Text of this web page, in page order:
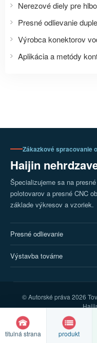
Zákazkové spracovanie
Haijin
Špecializujeme sa na
polotovarov a presné CNC
základe výkresov a vzoriek.
Presné odlievanie
Výstavba továrne
© Autorské práva 2026
Registračné
Registračné číslo
titulná strana produkt